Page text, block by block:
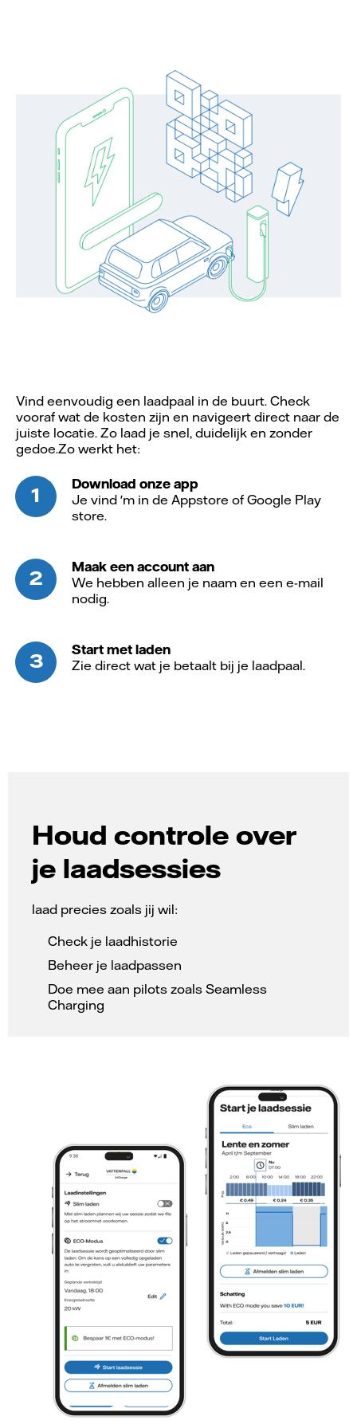
Vind eenvoudig een laadpaal in de buurt. Check
vooraf wat de kosten zijn en navigeert direct naar de
juiste locatie. Zo laad je snel, duidelijk en zonder
gedoe.Zo werkt het:
Download onze app
Je vind 'm in de Appstore of Google Play
store.
Maak een account aan
We hebben alleen je naam en een e-mail
nodig.
Start met laden
Zie direct wat je betaalt bij je laadpaal.
Houd controle over
je laadsessies
laad precies zoals jij wil:
Check je laadhistorie
Beheer je laadpassen
Doe mee aan pilots zoals Seamless
Charging